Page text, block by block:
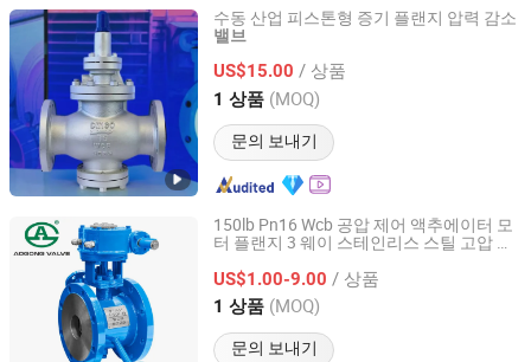
수동 산업 피스톤형 증기 플랜지 압력 감소
밸브
US$15.00 / 상품
1 상품 (MOQ)
문의 보내기
Kaigao Valve Co., Ltd.
Henan, China 이후 2025
150lb Pn16 Wcb 공압 제어 액추에이터 모
터 플랜지 3 웨이 스테인리스 스틸 고압 산
US$1.00-9.00 / 상품
1 상품 (MOQ)
문의 보내기
Aogong Valve Co., Ltd.
Zhejiang, China 이후 2025